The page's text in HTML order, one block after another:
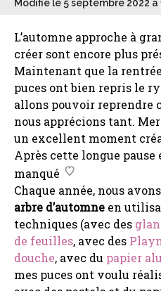
Modifié le 5 septembre 2022 à
L’automne approche à
créer sont encore plus
Maintenant que la
puces ont bien repris le
allons pouvoir reprendre
nous apprécions tant.
un excellent moment
Après cette longue
manqué
Chaque année, nous
arbre d’automne en
techniques (avec des
de feuilles, avec des
douche, avec du papier
mes puces ont voulu